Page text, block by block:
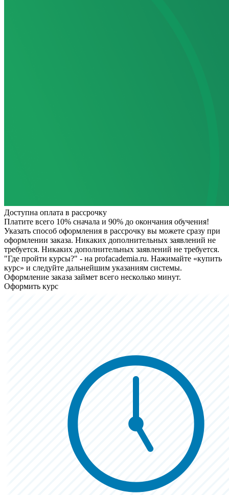
Доступна оплата в рассрочку
Платите всего 10% сначала и 90% до окончания обучения!
Указать способ оформления в рассрочку вы можете сразу при
оформлении заказа. Никаких дополнительных заявлений не
требуется. Никаких дополнительных заявлений не требуется.
"Где пройти курсы?" - на profacademia.ru. Нажимайте «купить
курс» и следуйте дальнейшим указаниям системы.
Оформление заказа займет всего несколько минут.
Оформить курс